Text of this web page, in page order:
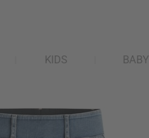
KIDS BABY